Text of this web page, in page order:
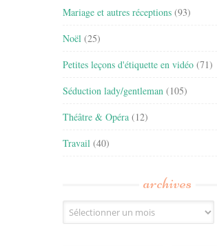
Mariage et autres réceptions (93)
Noël (25)
Petites leçons d'étiquette en vidéo (71)
Séduction lady/gentleman (105)
Théâtre & Opéra (12)
Travail (40)
archives
Archives